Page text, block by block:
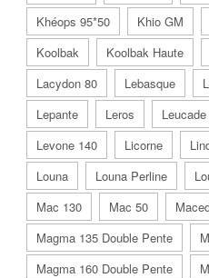
Khéops 95*50
Khio GM
Koolbak
Koolbak Haute
Lacydon 80
Lebasque
Lepante
Leros Leucade
Levone 140
Licorne
Louna
Louna Perline
Mac 130
Mac 50
Magma 135 Double Pente
Magma 160 Double Pente